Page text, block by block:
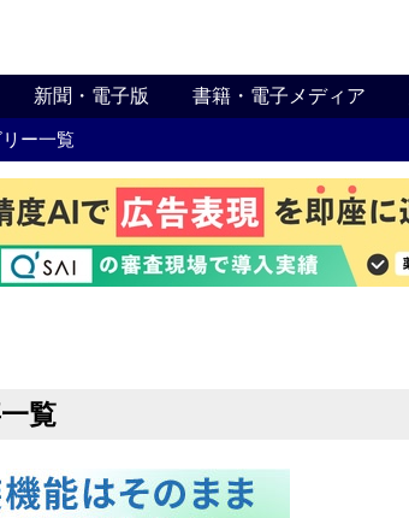
新聞・電子版 書籍・電子メディア
ー一覧
覧